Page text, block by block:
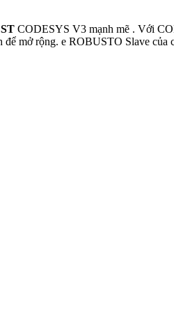
CODESYS V3 mạnh mẽ . Với
mở rộng. e ROBUSTO Slave